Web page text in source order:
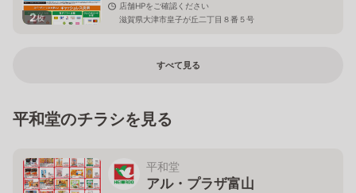
2枚
店舗HPをご確認ください
滋賀県大津市皇子が丘二丁目８番５号
すべて見る
平和堂のチラシを見る
平和堂
アル・プラザ富山